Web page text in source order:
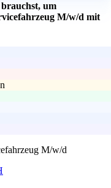
um
M/w/d mit
M/w/d